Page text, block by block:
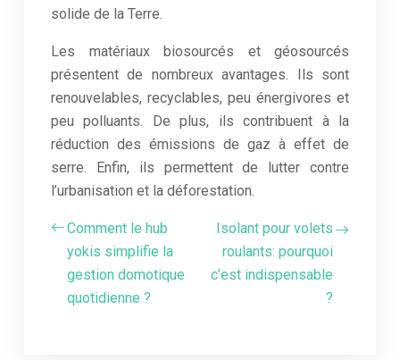
solide de la Terre.
Les matériaux biosourcés et géosourcés
présentent de nombreux avantages. Ils sont
renouvelables, recyclables, peu énergivores et
peu polluants. De plus, ils contribuent à la
réduction des émissions de gaz à effet de
serre. Enfin, ils permettent de lutter contre
l’urbanisation et la déforestation.
Comment le hub
yokis simplifie la
gestion domotique
quotidienne ?
Isolant pour volets
roulants: pourquoi
c’est indispensable
?